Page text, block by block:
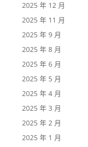
2025 年 12 月
2025 年 11 月
2025 年 9 月
2025 年 8 月
2025 年 6 月
2025 年 5 月
2025 年 4 月
2025 年 3 月
2025 年 2 月
2025 年 1 月